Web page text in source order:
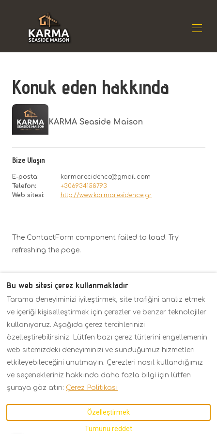
İkamet ▾
Konum ▾
Yorumlar ▾
Konuk eden hakkında
KARMA Seaside Maison
Bize Ulaşın
E-posta:
karmarecidence@gmail.com
Telefon:
+306934158793
Web sitesi: http://www.karmaresidence.gr
The ContactForm component failed to load. Try
refreshing the page.
Politikalar Genel Bakış
Fiyatlar
İletişim
Turkish EUR +30 6934158793
Kavalas 2, Porto Fino,
Thessaloniki,
E-posta:
karmarecidence@gmail.
©2026
saklıdır- Tarafından
desteklenmektedir
Bu web sitesi çerez kullanmaktadır
Tarama deneyiminizi iyileştirmek, site trafiğini analiz etmek
ve içeriği kişiselleştirmek için çerezler ve benzer teknolojiler
kullanıyoruz. Aşağıda çerez tercihlerinizi
özelleştirebilirsiniz. Lütfen bazı çerez türlerini engellemenin
web sitemizdeki deneyiminizi ve sunduğumuz hizmetleri
etkileyebileceğini unutmayın. Çerezleri nasıl kullandığımız
ve seçenekleriniz hakkında daha fazla bilgi için lütfen
şuraya göz atın: Çerez Politikası
Özelleştirmek
Tümünü reddet